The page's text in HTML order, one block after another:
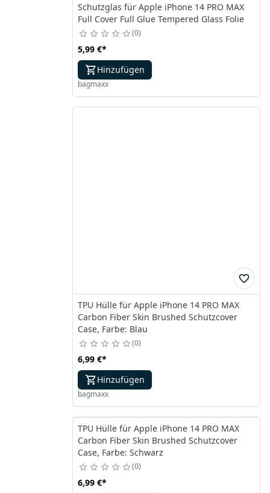
Schutzglas für Apple iPhone 14 PRO MAX
Full Cover Full Glue Tempered Glass Folie
0
5,99 €*
Hinzufügen
bagmaxx
TPU Hülle für Apple iPhone 14 PRO MAX
Carbon Fiber Skin Brushed Schutzcover
Case, Farbe: Blau
0
6,99 €*
Hinzufügen
bagmaxx
TPU Hülle für Apple iPhone 14 PRO MAX
Carbon Fiber Skin Brushed Schutzcover
Case, Farbe: Schwarz
0
6,99 €*